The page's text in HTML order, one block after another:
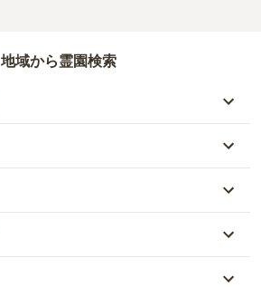
地域から霊園検索